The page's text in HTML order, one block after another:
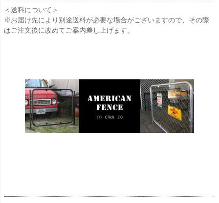
＜送料について＞
※お届け先により別途送料が必要な場合がございますので、その際
はご注文後に改めてご案内差し上げます。